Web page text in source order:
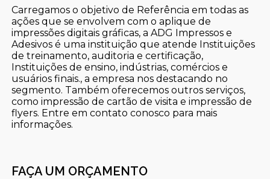
Carregamos o objetivo de Referência em todas as
ações que se envolvem com o aplique de
impressões digitais gráficas, a ADG Impressos e
Adesivos é uma instituição que atende Instituições
de treinamento, auditoria e certificação,
Instituições de ensino, indústrias, comércios e
usuários finais., a empresa nos destacando no
segmento. Também oferecemos outros serviços,
como impressão de cartão de visita e impressão de
flyers. Entre em contato conosco para mais
informações.
FAÇA UM ORÇAMENTO